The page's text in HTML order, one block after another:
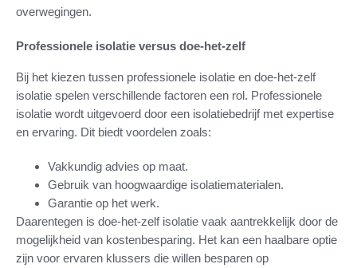
overwegingen.
Professionele isolatie versus doe-het-zelf
Bij het kiezen tussen professionele isolatie en doe-het-zelf
isolatie spelen verschillende factoren een rol. Professionele
isolatie wordt uitgevoerd door een isolatiebedrijf met expertise
en ervaring. Dit biedt voordelen zoals:
Vakkundig advies op maat.
Gebruik van hoogwaardige isolatiematerialen.
Garantie op het werk.
Daarentegen is doe-het-zelf isolatie vaak aantrekkelijk door de
mogelijkheid van kostenbesparing. Het kan een haalbare optie
zijn voor ervaren klussers die willen besparen op